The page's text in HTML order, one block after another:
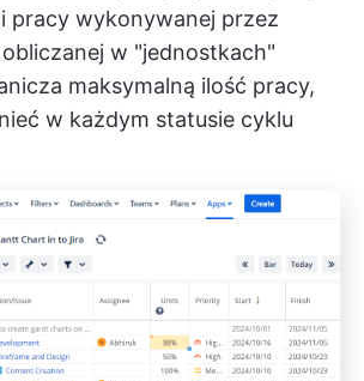
pracy wykonywanej przez
w "jednostkach"
maksymalną ilość pracy,
w każdym statusie cyklu